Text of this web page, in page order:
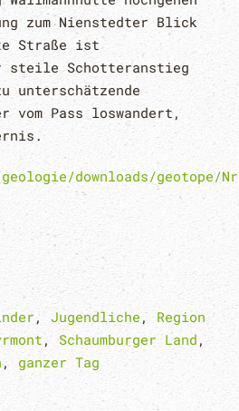
zum Nienstedter Blick
Straße ist
Schotteranstieg
unterschätzende
vom Pass loswandert,
downloads/geotope/
, Jugendliche , Region
, Schaumburger Land ,
, ganzer Tag